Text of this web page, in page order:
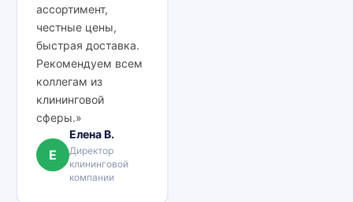
ассортимент,
честные цены,
быстрая доставка.
Рекомендуем всем
коллегам из
клининговой
сферы.»
Е
Елена В.
Директор
клининговой
компании